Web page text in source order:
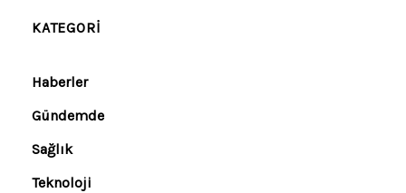
KATEGORI
Haberler
Gündemde
Sağlık
Teknoloji